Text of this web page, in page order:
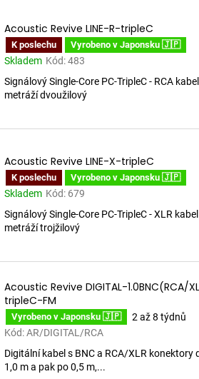
Acoustic Revive LINE-R-tripleC
K poslechu Vyrobeno v Japonsku 🇯🇵
Skladem Kód:483
Signálový Single-Core PC-TripleC - RCA
metráží dvoužilový
Acoustic Revive LINE-X-tripleC
K poslechu Vyrobeno v Japonsku 🇯🇵
Skladem Kód: 679
Signálový Single-Core PC-TripleC - XLR
metráží trojžilový
Acoustic Revive DIGITAL-1.0BNC(RCA/
tripleC-FM
Vyrobeno v Japonsku 🇯🇵
2 až 8 týdnů
Kód:AR/DIGITAL/RCA
Digitální kabel s BNC a RCA/XLR konektory
1,0 m a pak po 0,5 m,...